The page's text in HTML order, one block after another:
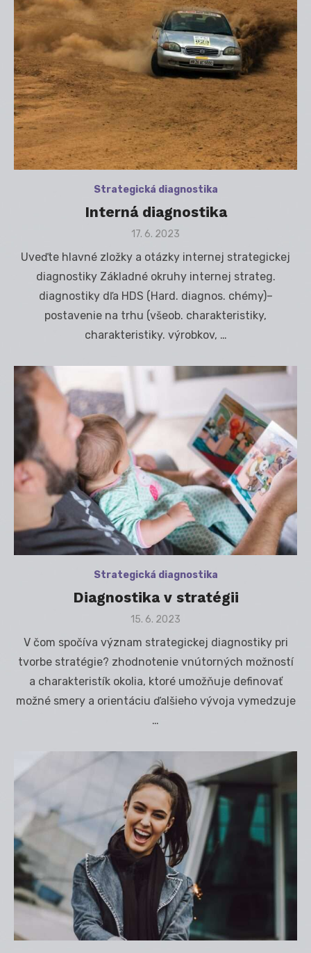
Strategická diagnostika
Interná diagnostika
Posted
17. 6. 2023
Uveďte hlavné zložky a otázky internej strategickej
diagnostiky Základné okruhy internej strateg.
diagnostiky dľa HDS (Hard. diagnos. chémy)–
postavenie na trhu (všeob. charakteristiky,
charakteristiky. výrobkov, …
Strategická diagnostika
Diagnostika v stratégii
Posted
15. 6. 2023
V čom spočíva význam strategickej diagnostiky pri
tvorbe stratégie? zhodnotenie vnútorných možností
a charakteristík okolia, ktoré umožňuje definovať
možné smery a orientáciu ďalšieho vývoja vymedzuje
…